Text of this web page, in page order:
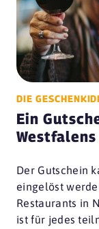
DIE
Ein
Der Gutschein
eingelöst
Restaurants in
ist für jedes